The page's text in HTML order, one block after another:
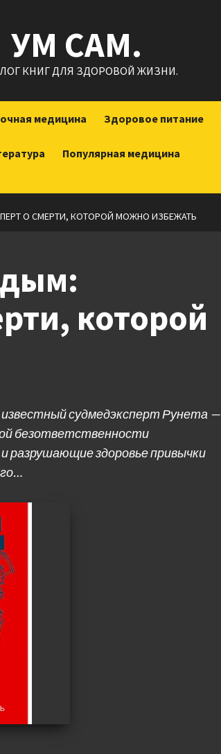
УМ САМ.
КНИГ ДЛЯ ЗДОРОВОЙ ЖИЗНИ.
медицина Здоровое питание
Популярная медицина
О СМЕРТИ, КОТОРОЙ МОЖНО ИЗБЕЖАТЬ
которой
судмедэксперт Рунета —
безответственности
разрушающие здоровье привычки